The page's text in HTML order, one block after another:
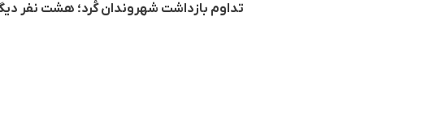
تداوم بازداشت شهروندان کُرد؛ هشت نفر